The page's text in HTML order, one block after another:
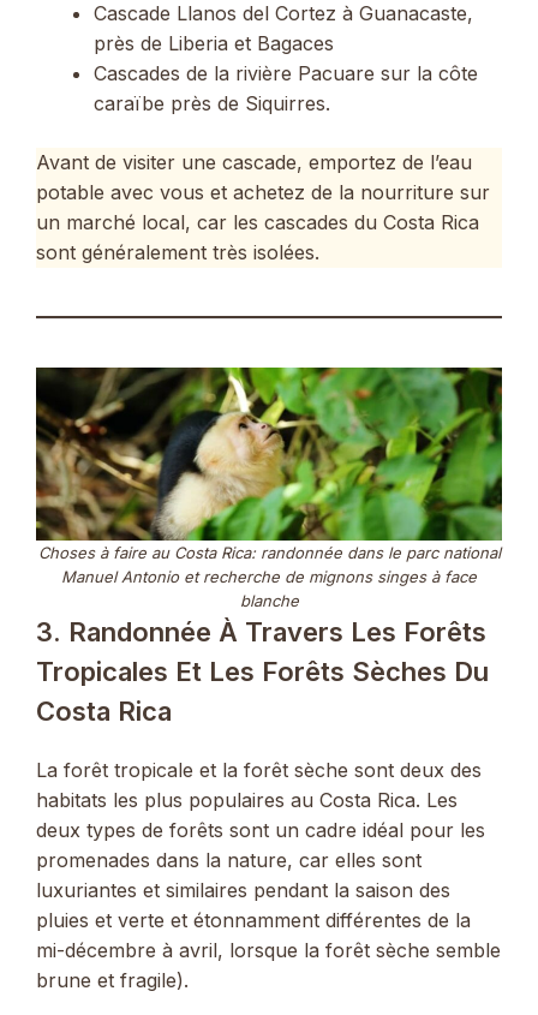
Cascade Llanos del Cortez à Guanacaste,
près de Liberia et Bagaces
Cascades de la rivière Pacuare sur la côte
caraïbe près de Siquirres.
Avant de visiter une cascade, emportez de l’eau
potable avec vous et achetez de la nourriture sur
un marché local, car les cascades du Costa Rica
sont généralement très isolées.
Choses à faire au Costa Rica: randonnée dans le parc national
Manuel Antonio et recherche de mignons singes à face
blanche
3. Randonnée À Travers Les Forêts
Tropicales Et Les Forêts Sèches Du
Costa Rica
La forêt tropicale et la forêt sèche sont deux des
habitats les plus populaires au Costa Rica. Les
deux types de forêts sont un cadre idéal pour les
promenades dans la nature, car elles sont
luxuriantes et similaires pendant la saison des
pluies et verte et étonnamment différentes de la
mi-décembre à avril, lorsque la forêt sèche semble
brune et fragile).